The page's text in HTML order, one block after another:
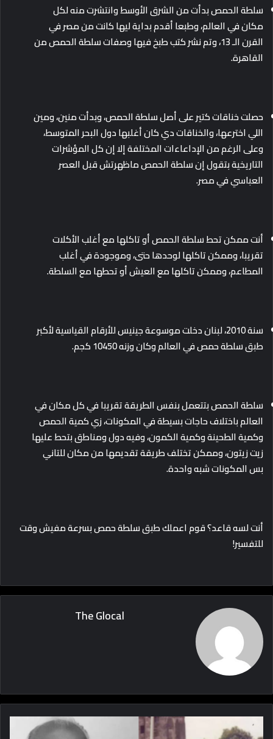
سلطة الحمص بدأت من الشرق الأوسط وانتشرت منه لكل
مكان في العالم، وطبعا أقدم بداية ليها كانت من مصر في
القرن الـ 13، وتم نشر كتب طبخ فيها وصفات سلطة الحمص من
القاهرة.
حصلت خناقات كتير على أصل سلطة الحمص، وبدأت منين، ومين
اللي اخترعها، والخناقات دي كان أغلبها دول البحر المتوسط،
وعلى الرغم من الإداعاءات المختلفة إلا إن كل المؤشرات
التاريخية بتقول إن سلطة الحمص ماظهرتش قبل العصر
العباسي في مصر.
أنت ممكن تحط سلطة الحمص أو تاكلها مع أغلب الأكلات
تقريبا، وممكن تاكلها لوحدها حتى، وموجودة في أغلب
المطاعم، وممكن تاكلها مع العيش أو تحطها مع السلطة.
سنة 2010، لبنان دخلت موسوعة جينيس للأرقام القياسية لأكبر
طبق سلطة حمص في العالم وكان وزنه 10450 كجم.
سلطة الحمص بتتعمل بنفس الطريقة تقريبا في كل مكان في
العالم باختلاف حاجات بسيطة في المكونات، زي كمية الحمص
وكمية الطحينة وكمية الكمون، وفيه دول ومناطق بتحط عليها
زيت زيتون، وممكن تختلف طريقة تقديمها من مكان للتاني
بس المكونات شبه واحدة.
أنت لسه قاعد؟ قوم اعملك طبق سلطة حمص بسرعة مفيش وقت
للتفسير!
The Glocal